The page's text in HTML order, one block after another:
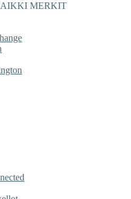
MERKIT